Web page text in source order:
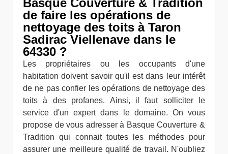
Basque Couverture & Tradition
de faire les opérations de
nettoyage des toits à Taron
Sadirac Viellenave dans le
64330 ?
Les propriétaires ou les occupants d'une
habitation doivent savoir qu'il est dans leur intérêt
de ne pas confier les opérations de nettoyage des
toits à des profanes. Ainsi, il faut solliciter le
service d'un expert dans le domaine. On vous
propose de vous adresser à Basque Couverture &
Tradition qui connait toutes les méthodes pour
assurer une meilleure qualité de travail. N'oubliez